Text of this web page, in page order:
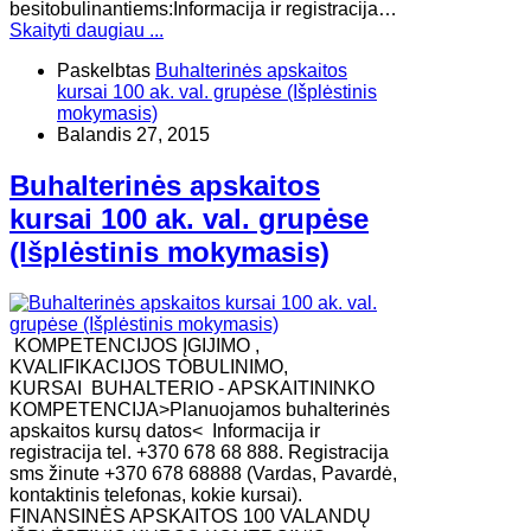
besitobulinantiems:Informacija ir registracija…
Skaityti daugiau ...
Paskelbtas Buhalterinės apskaitos
kursai 100 ak. val. grupėse (Išplėstinis
mokymasis)
Balandis 27, 2015
Buhalterinės apskaitos
kursai 100 ak. val. grupėse
(Išplėstinis mokymasis)
KOMPETENCIJOS ĮGIJIMO ,
KVALIFIKACIJOS TOBULINIMO,
KURSAI BUHALTERIO - APSKAITININKO
KOMPETENCIJA>Planuojamos buhalterinės
apskaitos kursų datos< Informacija ir
registracija tel. +370 678 68 888. Registracija
sms žinute +370 678 68888 (Vardas, Pavardė,
kontaktinis telefonas, kokie kursai).
FINANSINĖS APSKAITOS 100 VALANDŲ